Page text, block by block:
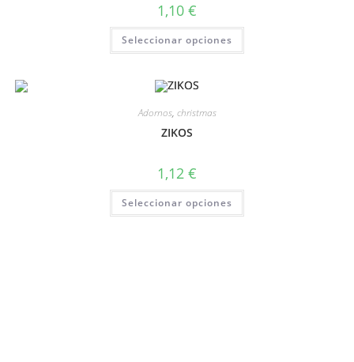
1,10 €
Seleccionar opciones
Adornos, christmas
ZIKOS
1,12 €
Seleccionar opciones